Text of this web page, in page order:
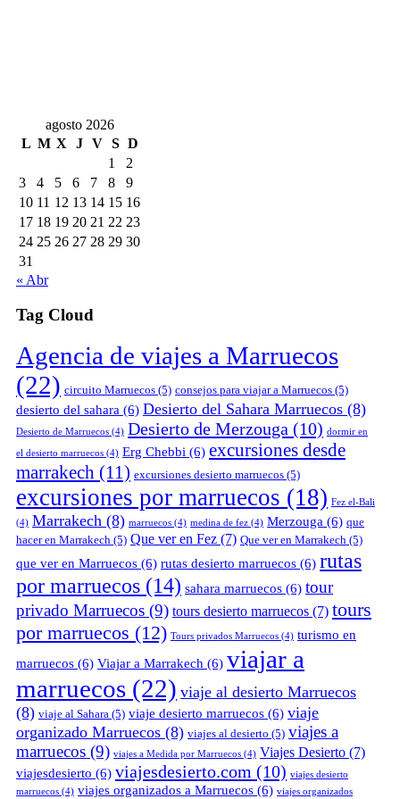
agosto 2026
L M X J V S D
1
2
3
4 5 6 7 8
9
10 11 12 13 14 15 16
17 18 19 20 21 22 23
24 25 26 27 28 29 30
31
« Abr
Tag Cloud
Agencia de viajes a Marruecos
(22) circuito Marruecos (5) consejos para viajar a Marruecos (5)
desierto del sahara (6) Desierto del Sahara Marruecos (8)
Desierto de Marruecos (4) Desierto de Merzouga (10) dormir en
el desierto marruecos (4) Erg Chebbi (6) excursiones desde
marrakech (11) excursiones desierto marruecos (5)
excursiones por marruecos (18) Fez el-Bali
(4) Marrakech (8) marruecos (4) medina de fez (4) Merzouga (6) que
hacer en Marrakech (5) Que ver en Fez (7) Que ver en Marrakech (5)
que ver en Marruecos (6) rutas desierto marruecos (6) rutas
por marruecos (14) sahara marruecos (6) tour
privado Marruecos (9) tours desierto marruecos (7) tours
por marruecos (12) Tours privados Marruecos (4) turismo en
marruecos (6) Viajar a Marrakech (6) viajar a
marruecos (22) viaje al desierto Marruecos
(8) viaje al Sahara (5) viaje desierto marruecos (6) viaje
organizado Marruecos (8) viajes al desierto (5) viajes a
marruecos (9) viajes a Medida por Marruecos (4) Viajes Desierto (7)
viajesdesierto (6) viajesdesierto.com (10) viajes desierto
marruecos (4) viajes organizados a Marruecos (6) viajes organizados